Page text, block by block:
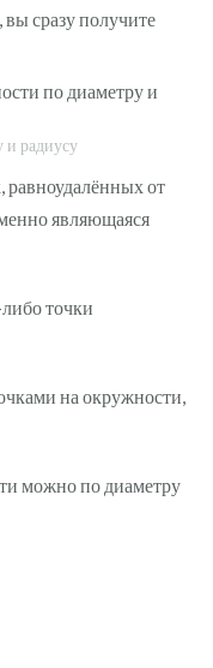
сразу получите
и радиусу
равноудалённых от
являющаяся
точки
на окружности,
можно по диаметру